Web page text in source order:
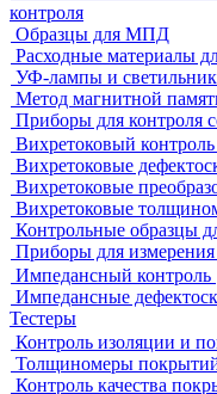
Контроль
Образцы для ЦД
Пенетрант, проявитель,
Ультрафиолетовые
Принадлежности для
Индукционные
Нагреватели для
Магнитный контроль
Магнитопорошковые
Магнитные
Магнитометры,
Автоматические линии
контроля
Образцы для МПД
Расходные материалы
УФ-лампы и
Метод магнитной
Приборы для контроля